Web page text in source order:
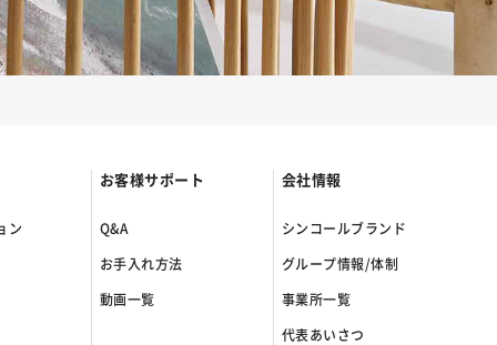
ン
お客様サポート
Q&A
お手入れ方法
動画一覧
会社情報
シンコールブランド
グループ情報/体制
事業所一覧
代表あいさつ